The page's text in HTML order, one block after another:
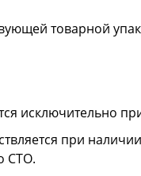
товарной
исключительно
при
СТО.